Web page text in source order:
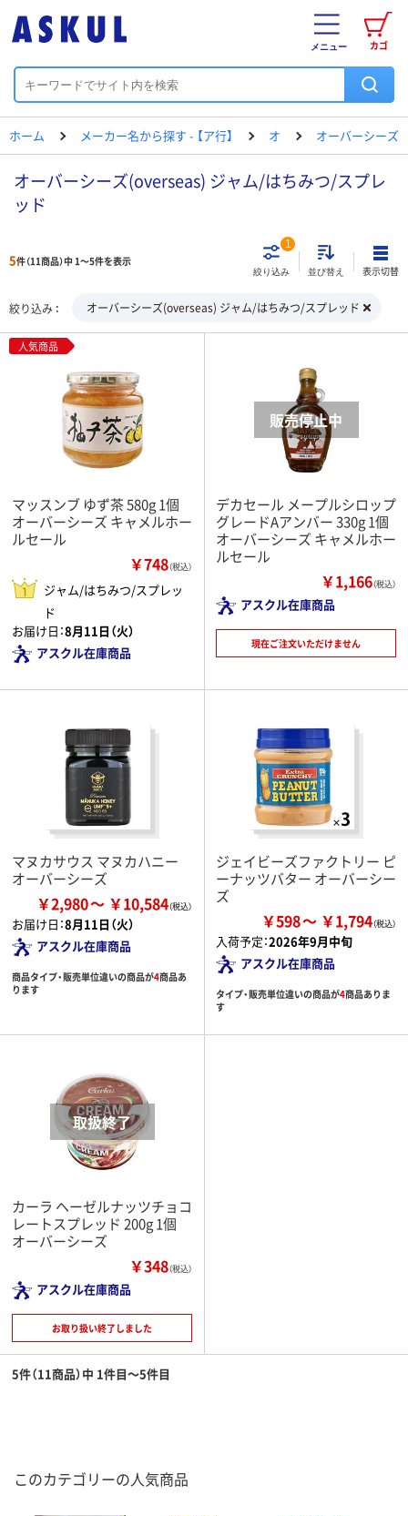
カゴ
メニュー
ホーム メーカー名から探す - 【ア行】 オ オーバーシーズ
オーバーシーズ(overseas) ジャム/はちみつ/スプレ
ッド
5件（11商品）中 1～5件を表示
絞り込み
1
並び替え 表示切替
絞り込み オーバーシーズ(overseas) ジャム/はちみつ/スプレッド
人気商品
マッスンブ ゆず茶 580g 1個
オーバーシーズ キャメルホー
ルセール
￥748（税込）
ジャム/はちみつ/スプレッ
ド
お届け日：8月11日（火）
アスクル在庫商品
デカセール メープルシロップ
グレードAアンバー 330g 1個
オーバーシーズ キャメルホー
ルセール
￥1,166（税込）
アスクル在庫商品
現在ご注文いただけません
マヌカサウス マヌカハニー
オーバーシーズ
￥2,980 ￥10,584
お届け日：8月11日（火）
アスクル在庫商品
商品タイプ・販売単位違いの商品が4商品あ
ります
ジェイビーズファクトリー ピ
ーナッツバター オーバーシー
ズ
￥598 ￥1,794
入荷予定：2026年9月中旬
アスクル在庫商品
タイプ・販売単位違いの商品が4商品ありま
す
カーラ ヘーゼルナッツチョコ
レートスプレッド 200g 1個
オーバーシーズ
￥348（税込）
アスクル在庫商品
お取り扱い終了しました
5件（11商品）中 1件目～5件目
このカテゴリーの人気商品